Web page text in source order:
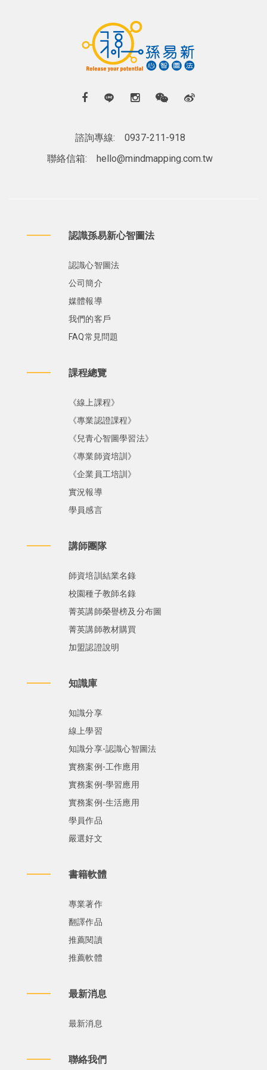
諮詢專線:
0937-211-918
聯絡信箱:
hello@mindmapping.com.tw
認識孫易新心智圖法
認識心智圖法
公司簡介
媒體報導
我們的客戶
FAQ常見問題
課程總覽
《線上課程》
《專業認證課程》
《兒青心智圖學習法》
《專業師資培訓》
《企業員工培訓》
實況報導
學員感言
講師團隊
師資培訓結業名錄
校園種子教師名錄
菁英講師榮譽榜及分布圖
菁英講師教材購買
加盟認證說明
知識庫
知識分享
線上學習
知識分享-認識心智圖法
實務案例-工作應用
實務案例-學習應用
實務案例-生活應用
學員作品
嚴選好文
書籍軟體
專業著作
翻譯作品
推薦閱讀
推薦軟體
最新消息
最新消息
聯絡我們